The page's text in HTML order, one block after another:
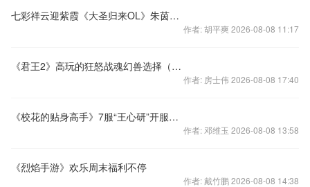
七彩祥云迎紫霞《大圣归来OL》朱茵为爱代言
作者: 胡平爽 2026-08-08 11:17
《君王2》高玩的狂怒战魂幻兽选择（上）
作者: 房士伟 2026-08-08 17:40
《校花的贴身高手》7服“王心研”开服活动
作者: 邓维玉 2026-08-08 13:58
《烈焰手游》欢乐周末福利不停
作者: 戴竹鹏 2026-08-08 14:38